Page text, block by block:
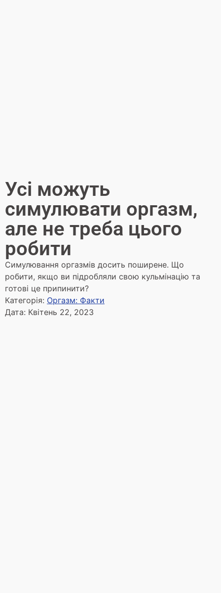
Усі можуть
симулювати оргазм,
але не треба цього
робити
Симулювання оргазмів досить поширене. Що
робити, якщо ви підробляли свою кульмінацію та
готові це припинити?
Категорія: Оргазм: Факти
Дата: Квітень 22, 2023